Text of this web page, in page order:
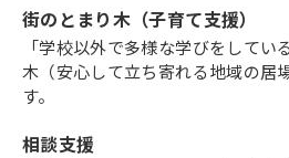
街のとまり木（子育て支援）
「学校以外で多様な学びをしてい
木（安心して立ち寄れる地域の居
す。
相談支援